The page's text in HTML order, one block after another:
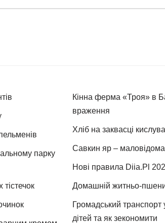
парку
Кінна ферма «Троя» в
враження
Хліб на заквасці
Савкин яр –
Нові правила Diia.Pl
Домашній житньо-
Громадський транспорт
дітей та як зекономити